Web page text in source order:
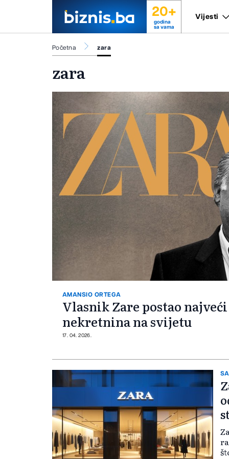
20+
godina
sa vama
Vijesti
Početna zara
zara
AMANSIO ORTEGA
Vlasnik Zare postao
nekretnina na svijetu
17. 04. 2026.